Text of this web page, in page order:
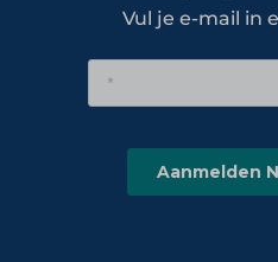
Vul je e-mail in